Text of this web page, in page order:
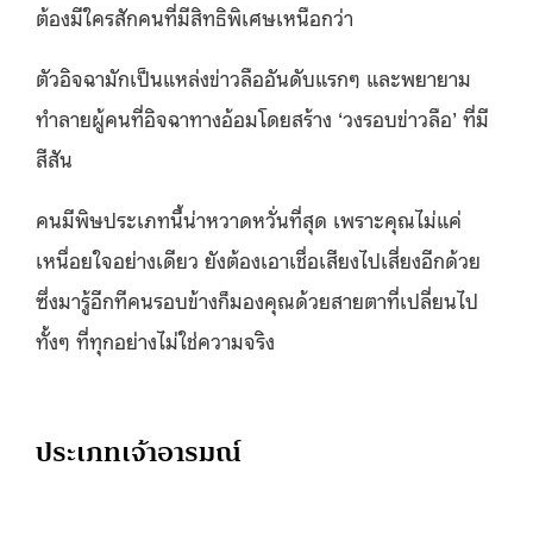
ต้องมีใครสักคนที่มีสิทธิพิเศษเหนือกว่า
ตัวอิจฉามักเป็นแหล่งข่าวลืออันดับแรกๆ และพยายาม
ทำลายผู้คนที่อิจฉาทางอ้อมโดยสร้าง ‘วงรอบข่าวลือ’ ที่มี
สีสัน
คนมีพิษประเภทนี้น่าหวาดหวั่นที่สุด เพราะคุณไม่แค่
เหนื่อยใจอย่างเดียว ยังต้องเอาเชื่อเสียงไปเสี่ยงอีกด้วย
ซึ่งมารู้อีกทีคนรอบข้างก็มองคุณด้วยสายตาที่เปลี่ยนไป
ทั้งๆ ที่ทุกอย่างไม่ใช่ความจริง
ประเภทเจ้าอารมณ์